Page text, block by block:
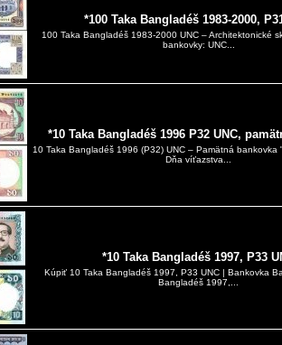
*100 Taka Bangladéš 1983-2000,
100 Taka Bangladéš 1983-2000 UNC – Architektonické
bankovky: UNC...
*10 Taka Bangladéš 1996 P32 UNC,
10 Taka Bangladéš 1996 (P32) UNC – Pamätná bankovka
Dňa víťazstva...
*10 Taka Bangladéš 1997, P33
Kúpiť 10 Taka Bangladéš 1997, P33 UNC | Bankovka
Bangladéš 1997,...